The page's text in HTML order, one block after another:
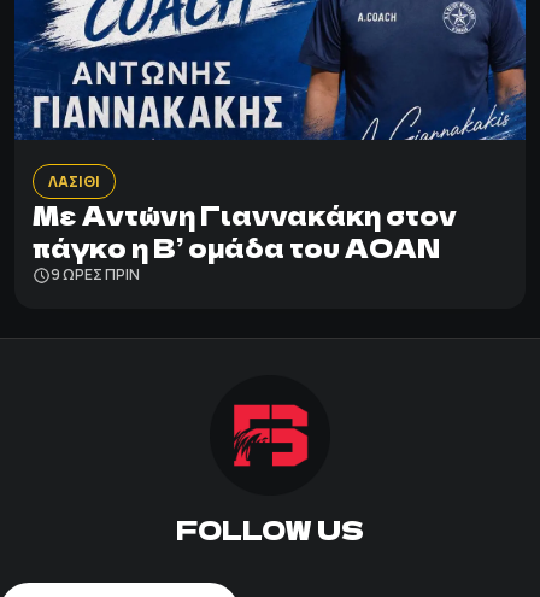
ΛΑΣΙΘΙ
Με Αντώνη Γιαννακάκη στον
πάγκο η Β’ ομάδα του ΑΟΑΝ
9 ΩΡΕΣ ΠΡΙΝ
FOLLOW US